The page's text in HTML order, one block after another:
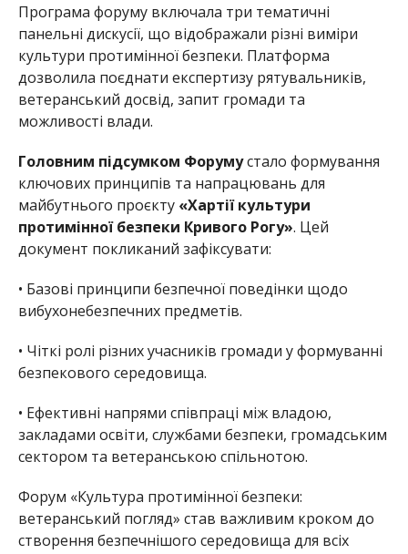
Програма форуму включала три тематичні
панельні дискусії, що відображали різні виміри
культури протимінної безпеки. Платформа
дозволила поєднати експертизу рятувальників,
ветеранський досвід, запит громади та
можливості влади.
Головним підсумком Форумустало формування
ключових принципів та напрацювань для
майбутнього проєкту «Хартії культури
протимінної безпеки Кривого Рогу». Цей
документ покликаний зафіксувати:
• Базові принципи безпечної поведінки щодо
вибухонебезпечних предметів.
• Чіткі ролі різних учасників громади у формуванні
безпекового середовища.
• Ефективні напрями співпраці між владою,
закладами освіти, службами безпеки, громадським
сектором та ветеранською спільнотою.
Форум «Культура протимінної безпеки:
ветеранський погляд» став важливим кроком до
створення безпечнішого середовища для всіх